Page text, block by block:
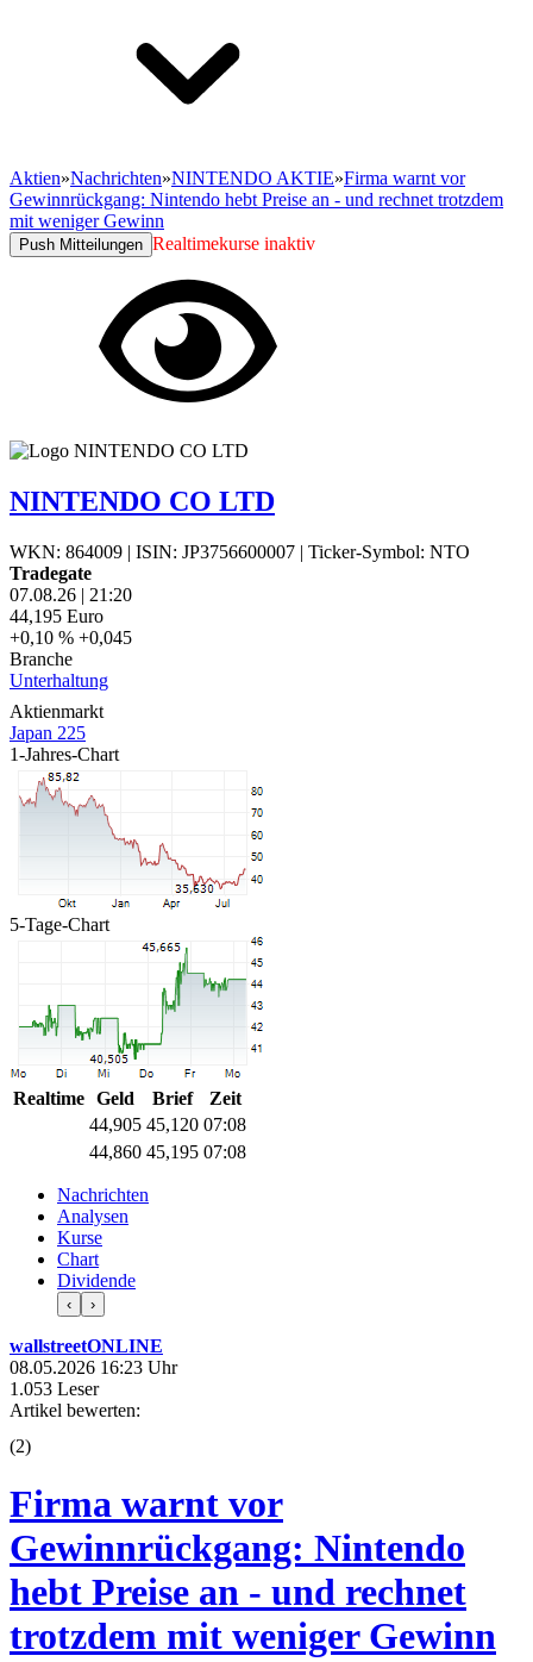
Aktien»Nachrichten»NINTENDO AKTIE»Firma warnt vor
Gewinnrückgang: Nintendo hebt Preise an - und rechnet trotzdem
mit weniger Gewinn
Push Mitteilungen Realtimekurse inaktiv
NINTENDO CO LTD
WKN: 864009 | ISIN: JP3756600007 | Ticker-Symbol: NTO
Tradegate
07.08.26 | 21:20
44,195 Euro
+0,10 % +0,045
Branche
Unterhaltung
Aktienmarkt
Japan 225
1-Jahres-Chart
5-Tage-Chart
Realtime Geld Brief
Zeit
44,905 45,120 07:08
44,860 45,195 07:08
Nachrichten
Analysen
Kurse
Chart
Dividende
‹ ›
wallstreetONLINE
08.05.2026 16:23 Uhr
1.053 Leser
Artikel bewerten:
(2)
Firma warnt vor
Gewinnrückgang: Nintendo
hebt Preise an - und rechnet
trotzdem mit weniger Gewinn